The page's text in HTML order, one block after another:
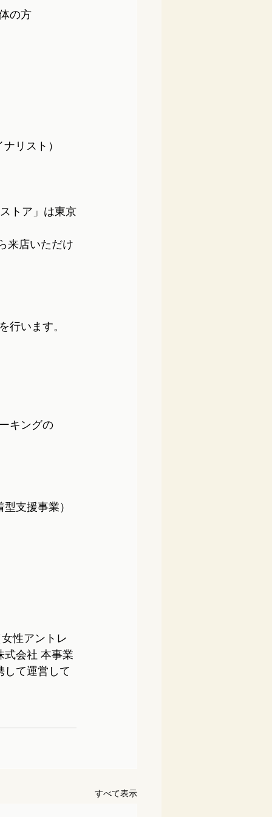
の方
リスト）
トア」は東京
来店いただけ
います。
キングの
支援事業）
性アントレ
式会社 本事業
して運営して
すべて表示